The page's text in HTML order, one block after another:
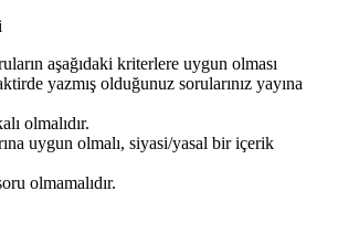
aşağıdaki kriterlere uygun olması
yazmış olduğunuz sorularınız yayına
olmalıdır.
uygun olmalı, siyasi/yasal bir içerik
olmamalıdır.